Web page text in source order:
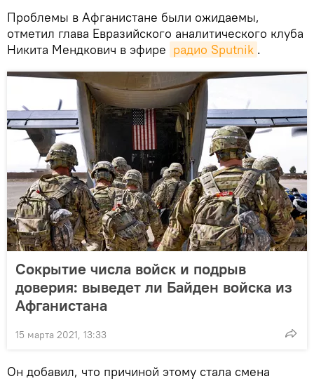
Проблемы в Афганистане были ожидаемы,
отметил глава Евразийского аналитического клуба
Никита Мендкович в эфире радио Sputnik .
Сокрытие числа войск и подрыв
доверия: выведет ли Байден войска из
Афганистана
15 марта 2021, 13:33
Он добавил, что причиной этому стала смена